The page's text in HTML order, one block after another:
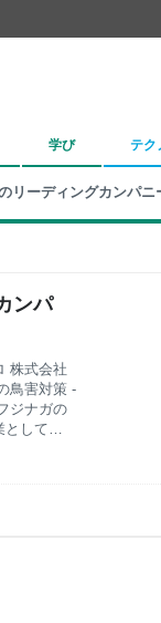
学び テク
リーディングカンパ
ンパ
株式会社
鳥害対策 -
ジナガの
として
】タイ